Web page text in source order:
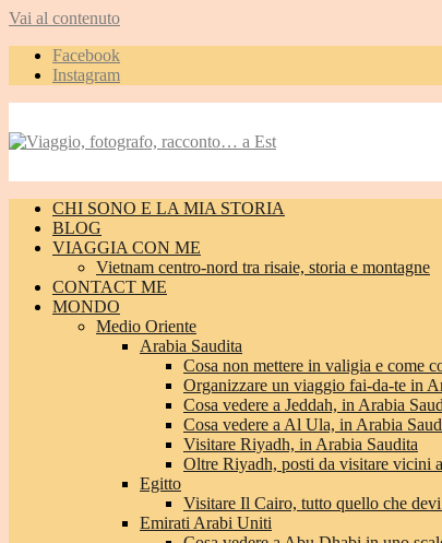
Vai al contenuto
Facebook
Instagram
CHI SONO E LA MIA STORIA
BLOG
VIAGGIA CON ME
Vietnam centro-nord tra risaie, storia e montagne
CONTACT ME
MONDO
Medio Oriente
Arabia Saudita
Cosa non mettere in valigia e come
Organizzare un viaggio fai-da-te in
Cosa vedere a Jeddah, in Arabia
Cosa vedere a Al Ula, in Arabia
Visitare Riyadh, in Arabia Saudita
Oltre Riyadh, posti da visitare vicini
Egitto
Visitare Il Cairo, tutto quello che devi
Emirati Arabi Uniti